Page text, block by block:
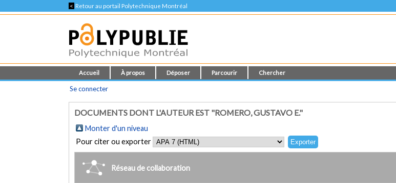
< Retour au portail Polytechnique Montréal
Accueil À propos Déposer Parcourir Chercher
Se connecter
DOCUMENTS DONT L'AUTEUR EST "ROMERO, GUSTAVO E."
Monter d'un niveau
Pour citer ou exporter
Réseau de collaboration